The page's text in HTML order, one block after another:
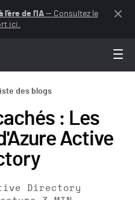
l'ère de l'IA— Consultez le
ici.
des blogs
: Les
Active
Directory